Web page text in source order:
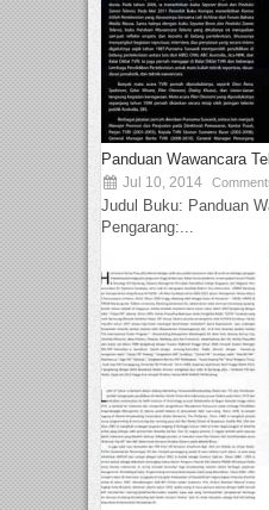
Panduan Wawancara
Jul 10, 2014
Judul Buku: Panduan
Pengarang:...